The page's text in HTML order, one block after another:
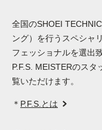
全国のSHOEI
ング）を行うスペシャ
フェッショナルを選出
P.F.S. MEISTERのス
覧いただけます。
＊ P.F.S.とは